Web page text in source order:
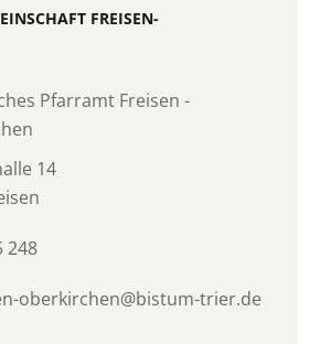
FREISEN-
Pfarramt Freisen -
14
248
oberkirchen@bistum-trier.de